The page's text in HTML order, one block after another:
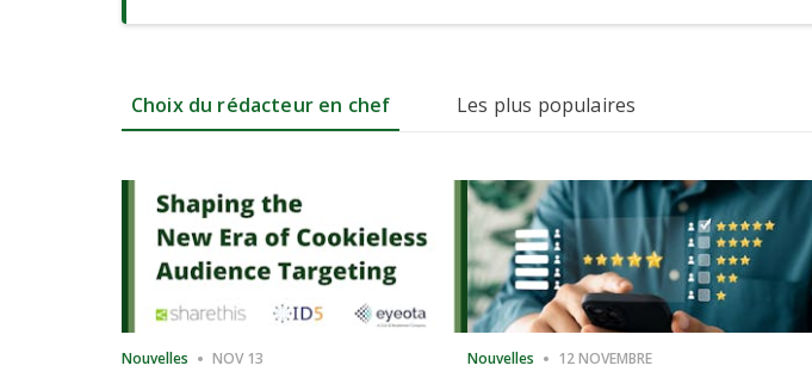
Choix du rédacteur en chef Les plus populaires
Nouvelles NOV 13 Nouvelles 12 NOVEMBRE